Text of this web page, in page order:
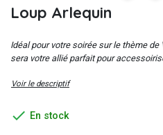
Loup Arlequin
Idéal pour votre soirée sur le thème de
sera votre allié parfait pour
Voir le descriptif
 En stock